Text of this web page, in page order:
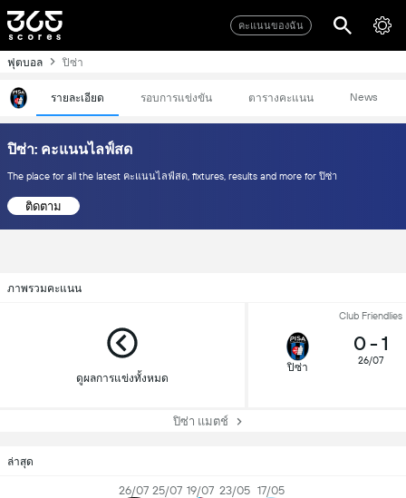
คะแนนของฉัน
ฟุตบอล ปิซ่า
รายละเอียด รอบการแข่งขัน ตารางคะแนน News
ปิซ่า: คะแนนไลฟ์สด
The place for all the latest คะแนนไลฟ์สด, fixtures, results and more for ปิซ่า
ติดตาม
ภาพรวมคะแนน
ดูผลการแข่งทั้งหมด
Club Friendlies
ปิซ่า
0- 1
26/07
ปิซ่า แมตช์
ล่าสุด
26/07 25/07 19/07 23/05 17/05